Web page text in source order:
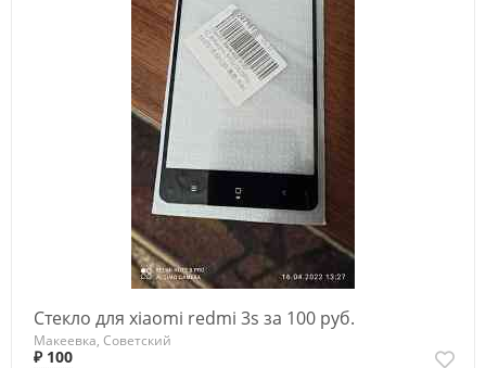
Стекло для xiaomi redmi 3s за 100 руб.
Макеевка, Советский
₽ 100